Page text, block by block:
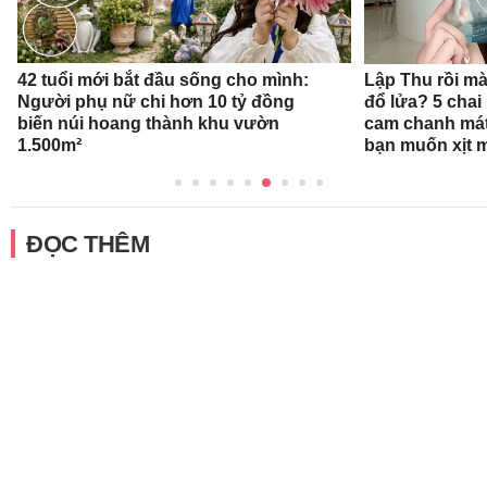
42 tuổi mới bắt đầu sống cho mình:
Người phụ nữ chi hơn 10 tỷ đồng
biến núi hoang thành khu vườn
1.500m²
Lập Thu rồi
đổ lửa? 5
cam chanh
bạn muốn xịt
ĐỌC THÊM